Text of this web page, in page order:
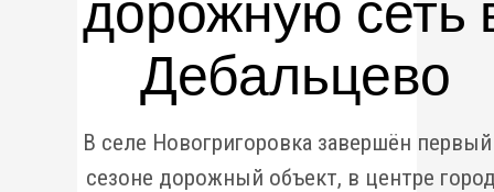
Дебальцево
В селе Новогригоровка завершён
сезоне дорожный объект, в центре